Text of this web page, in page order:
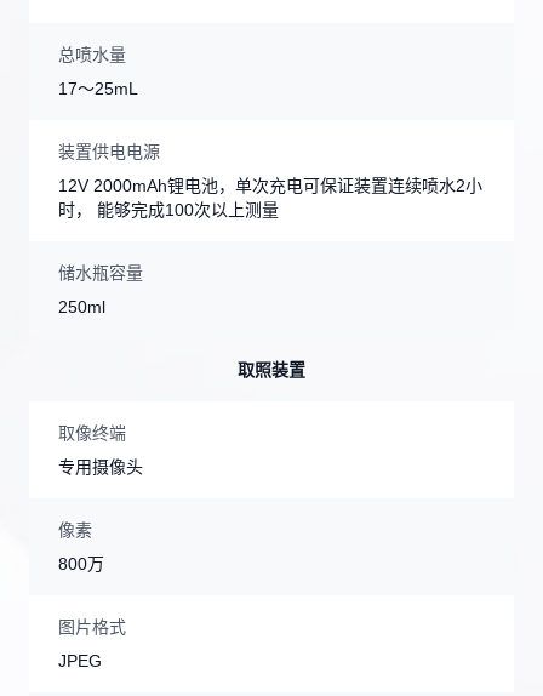
总喷水量
17～25mL
装置供电电源
12V 2000mAh锂电池，单次充电可保证装置连续喷水2小
时， 能够完成100次以上测量
储水瓶容量
250ml
取照装置
取像终端
专用摄像头
像素
800万
图片格式
JPEG